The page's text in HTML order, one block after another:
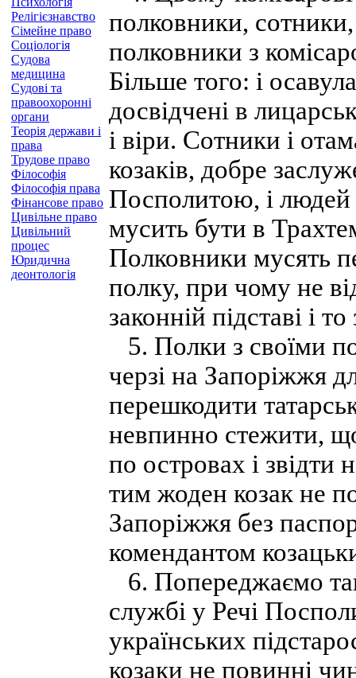
Релігієзнавство
Сімейне право
Соціологія
Судова
медицина
Судові та
правоохоронні
органи
Теорія держави і
права
Трудове право
Філософія
Філософія права
Фінансове право
Цивільне право
Цивільний
процес
Юридична
деонтологія
полковники, сотники,
полковники з
Більше того: і
досвідчені в
і віри. Сотники і
козаків, добре
Посполитою, і людей
мусить бути в
Полковники мусять
полку, при чому не
законній підставі і
5. Полки з своїми
черзі на Запоріжжя
перешкодити
невпинно стежити,
по островах і звідти
тим жоден козак не
Запоріжжя без
комендантом
6. Попереджаємо
службі у Речі
українських
козаки не повинні